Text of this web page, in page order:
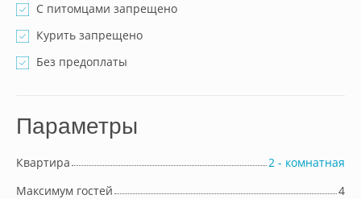
С питомцами запрещено
Курить запрещено
Без предоплаты
Параметры
Квартира
2 - комнатная
Максимум гостей
4